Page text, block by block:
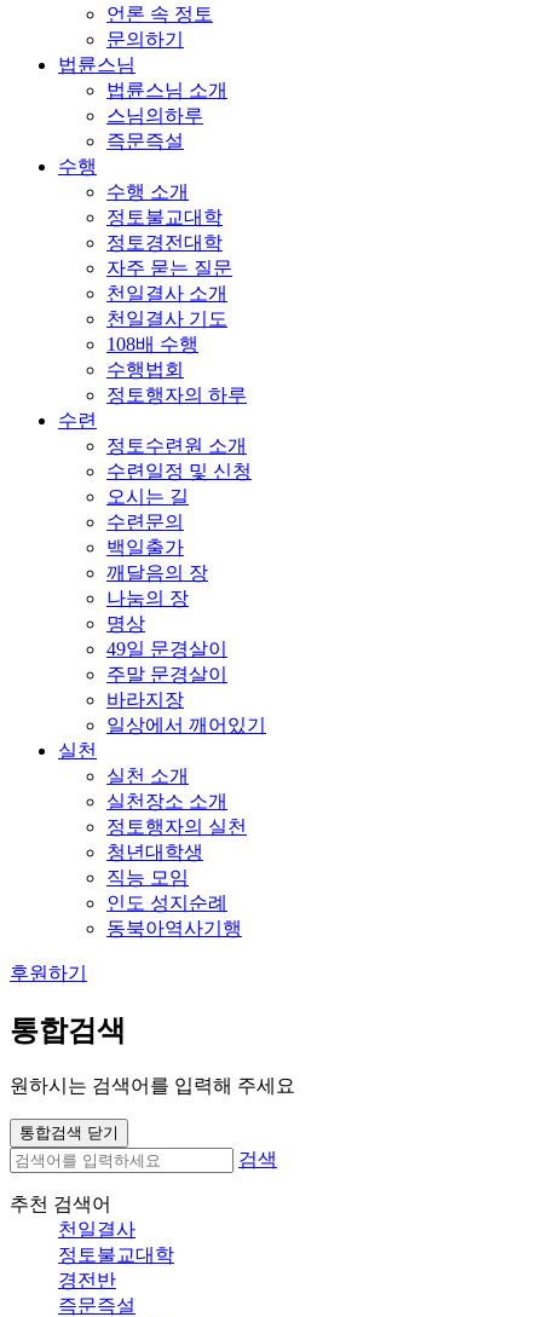
언론 속 정토
문의하기
법륜스님
법륜스님 소개
스님의하루
즉문즉설
수행
수행 소개
정토불교대학
정토경전대학
자주 묻는 질문
천일결사 소개
천일결사 기도
108배 수행
수행법회
정토행자의 하루
수련
정토수련원 소개
수련일정 및 신청
오시는 길
수련문의
백일출가
깨달음의 장
나눔의 장
명상
49일 문경살이
주말 문경살이
바라지장
일상에서 깨어있기
실천
실천 소개
실천장소 소개
정토행자의 실천
청년대학생
직능 모임
인도 성지순례
동북아역사기행
후원하기
통합검색
원하시는 검색어를 입력해 주세요
통합검색 닫기
검색
추천 검색어
천일결사
정토불교대학
경전반
즉문즉설